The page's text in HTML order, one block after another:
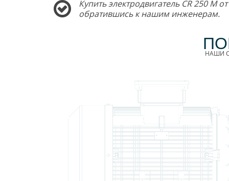
Купить электродвигатель CR 250
обратившись к нашим инженерам.
НАШИ